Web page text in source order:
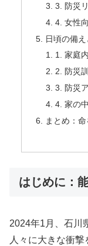
3. 防災
4. 女性
日頃の備
1. 家庭
2. 防災
3. 防災
4. 家の
まとめ：
はじめに：
2024年1月、石川
人々に大きな衝